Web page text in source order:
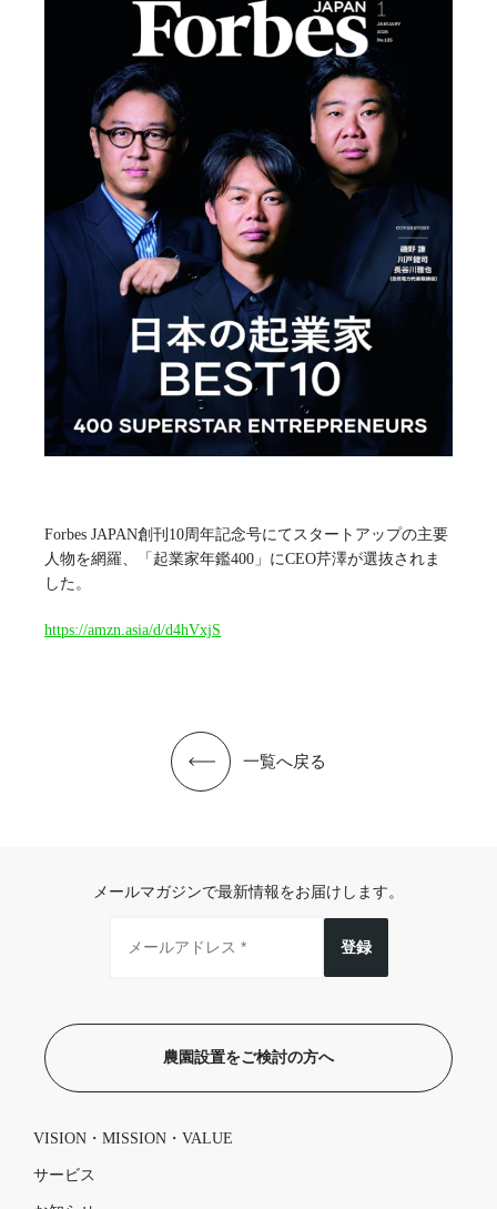
Forbes JAPAN創刊10周年記念号にてスタートアップの主要
人物を網羅、「起業家年鑑400」にCEO芹澤が選抜されま
した。
https://amzn.asia/d/d4hVxjS
一覧へ戻る
メールマガジンで最新情報をお届けします。
登録
農園設置をご検討の方へ
VISION・MISSION・VALUE
サービス